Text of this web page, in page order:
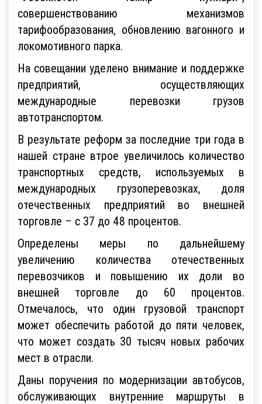
совершенствованию механизмов
тарифообразования, обновлению вагонного и
локомотивного парка.
На совещании уделено внимание и поддержке
предприятий, осуществляющих
международные перевозки грузов
автотранспортом.
В результате реформ за последние три года в
нашей стране втрое увеличилось количество
транспортных средств, используемых в
международных грузоперевозках, доля
отечественных предприятий во внешней
торговле – с 37 до 48 процентов.
Определены меры по дальнейшему
увеличению количества отечественных
перевозчиков и повышению их доли во
внешней торговле до 60 процентов.
Отмечалось, что один грузовой транспорт
может обеспечить работой до пяти человек,
что может создать 30 тысяч новых рабочих
мест в отрасли.
Даны поручения по модернизации автобусов,
обслуживающих внутренние маршруты в